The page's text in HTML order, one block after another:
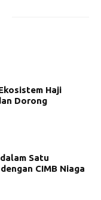
Haji
Dorong
Satu
CIMB Niaga